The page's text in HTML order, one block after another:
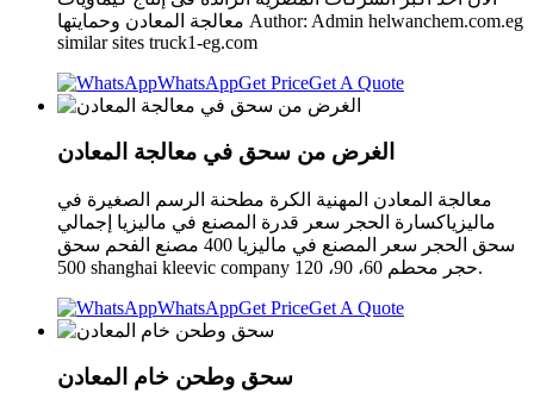
معالجة المعادن وحمايتها Author: Admin helwanchem.com.eg
similar sites truck1-eg.com
WhatsAppGet PriceGet A Quote
الغرض من سحق في معالجة المعادن
معالجة المعادن المهنية الكرة مطحنة الرسم الصغيرة في
ماليزياكسارة الحجر سعر قدرة المصنع في ماليزيا إجمالي
سحق الحجر سعر المصنع في ماليزيا 400 مصنع الفحم سحق
500 shanghai kleevic company حجر محطم 60، 90، 120.
WhatsAppGet PriceGet A Quote
سحق وطحن خام المعادن